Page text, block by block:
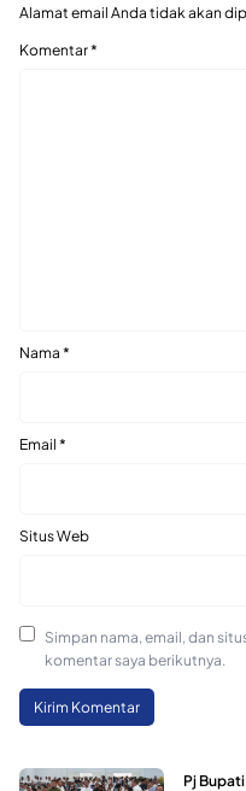
Alamat email Anda tidak akan
Komentar*
Nama *
Email *
Situs Web
Simpan nama, email, dan
komentar saya berikutnya.
Pj